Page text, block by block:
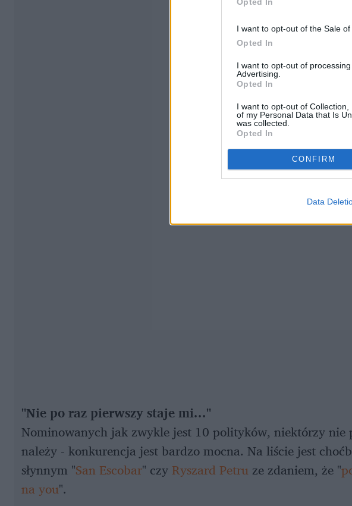
I want to opt-out of the Sale of
Opted In
I want to opt-out of
Advertising.
Opted In
I want to opt-out of
of my Personal Data that Is
was collected.
Opted In
CONFIRM
Data
"Nie po raz pierwszy staje mi..."
Nominowanych jak zwykle jest 10 polityków, niektórzy nie
należy - konkurencja jest bardzo mocna. Na liście jest
słynnym "San Escobar" czy Ryszard Petru ze zdaniem, że "
na you".